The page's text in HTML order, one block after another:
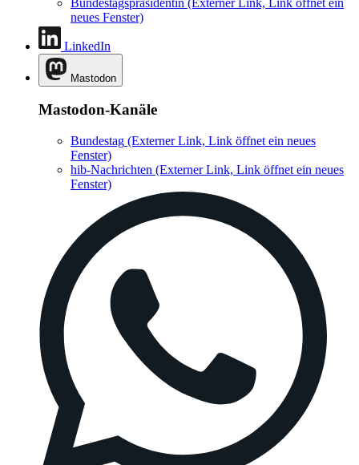
neues Fenster)
LinkedIn
Mastodon
Mastodon-Kanäle
Bundestag (Externer Link, Link öffnet ein neues
Fenster)
hib-Nachrichten (Externer Link, Link öffnet ein neues
Fenster)